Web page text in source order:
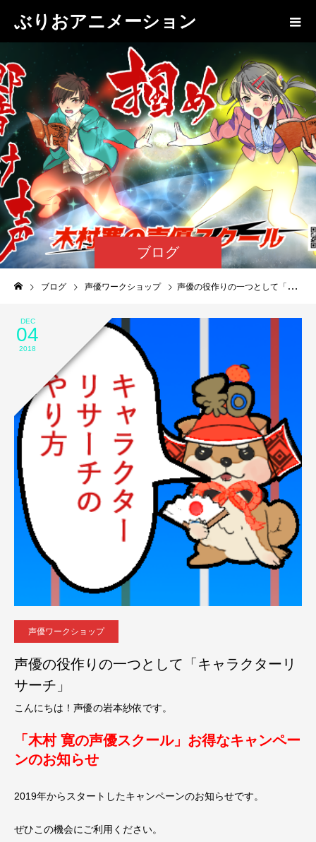
ぶりおアニメーション
ブログ
ブログ 声優ワークショップ 声優の役作りの一つとして「キャラクターリサーチ」
DEC
04
2018
声優ワークショップ
声優の役作りの一つとして「キャラクターリ
サーチ」
こんにちは！声優の岩本紗依です。
「木村 寛の声優スクール」お得なキャンペー
ンのお知らせ
2019年からスタートしたキャンペーンのお知らせです。
ぜひこの機会にご利用ください。